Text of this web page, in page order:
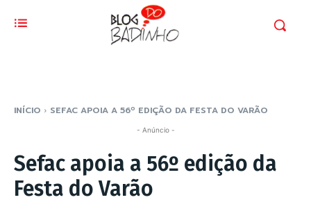
INÍCIO SEFAC APOIA A 56º EDIÇÃO DA FESTA DO VARÃO
- Anúncio -
Sefac apoia a 56º edição da
Festa do Varão